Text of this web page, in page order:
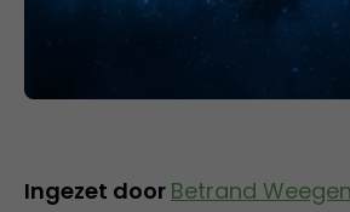
Ingezet door Betrand